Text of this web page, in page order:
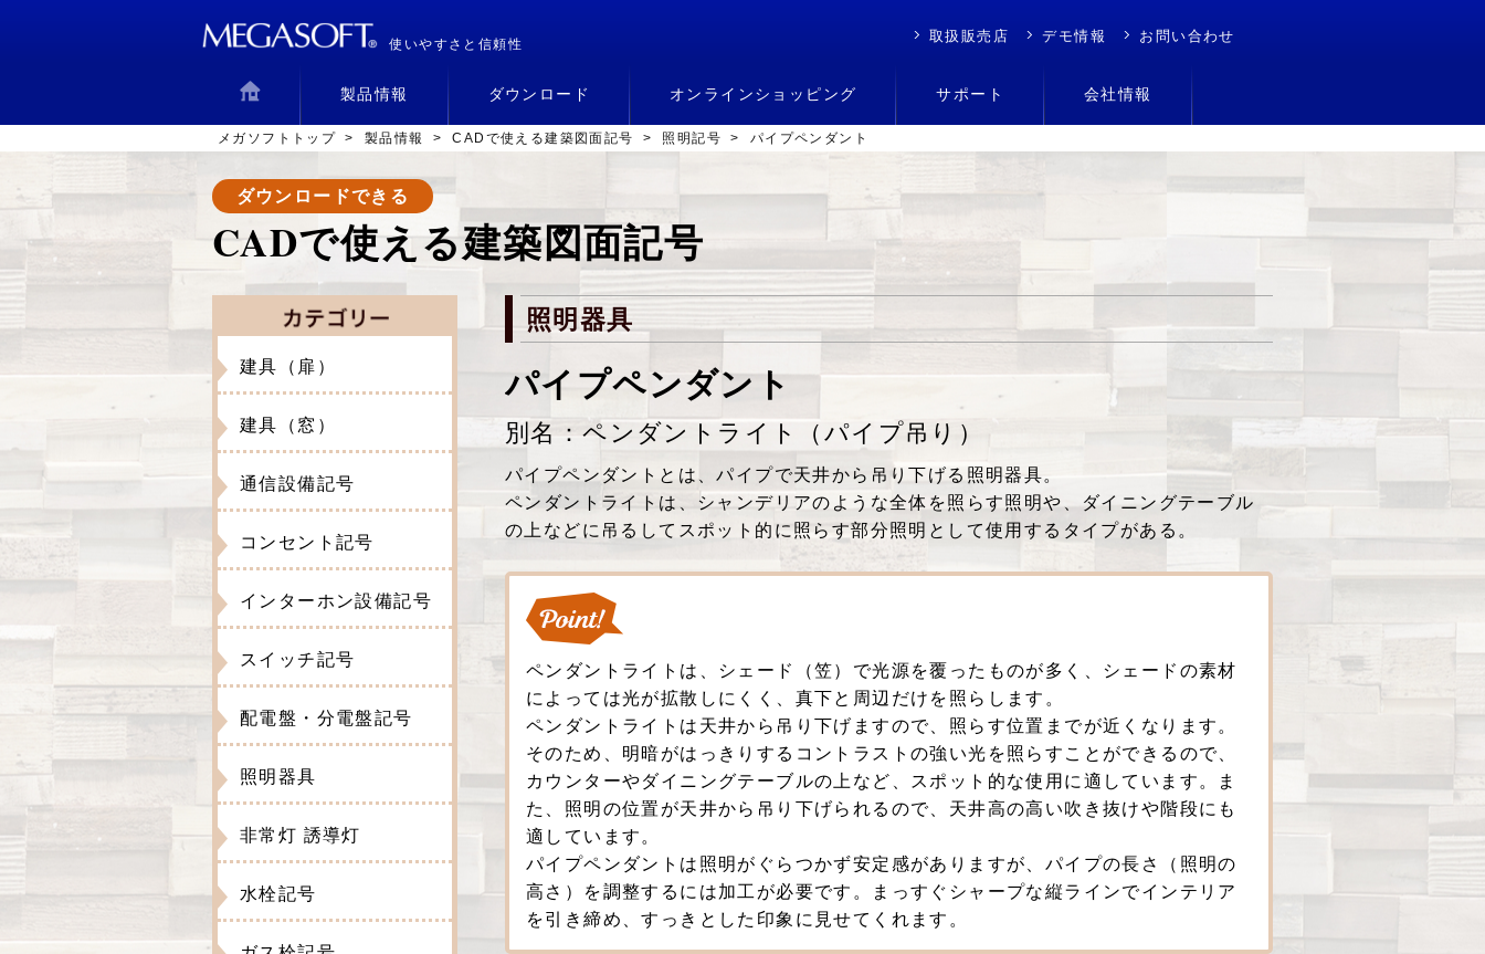
使いやすさと信頼性 取扱販売店 デモ情報 お問い合わせ
製品情報 ダウンロード オンラインショッピング サポート 会社情報
メガソフトトップ > 製品情報 > CADで使える建築図面記号 > 照明記号 > パイプペンダント
ダウンロードできる
CADで使える建築図面記号
建具（扉）
建具（窓）
通信設備記号
コンセント記号
インターホン設備記号
スイッチ記号
配電盤・分電盤記号
照明器具
非常灯 誘導灯
水栓記号
照明器具
パイプペンダント
別名：ペンダントライト（パイプ吊り）
パイプペンダントとは、パイプで天井から吊り下げる照明器具。
ペンダントライトは、シャンデリアのような全体を照らす照明や、ダイニングテーブル
の上などに吊るしてスポット的に照らす部分照明として使用するタイプがある。
ペンダントライトは、シェード（笠）で光源を覆ったものが多く、シェードの素材
によっては光が拡散しにくく、真下と周辺だけを照らします。
ペンダントライトは天井から吊り下げますので、照らす位置までが近くなります。
そのため、明暗がはっきりするコントラストの強い光を照らすことができるので、
カウンターやダイニングテーブルの上など、スポット的な使用に適しています。ま
た、照明の位置が天井から吊り下げられるので、天井高の高い吹き抜けや階段にも
適しています。
パイプペンダントは照明がぐらつかず安定感がありますが、パイプの長さ（照明の
高さ）を調整するには加工が必要です。まっすぐシャープな縦ラインでインテリア
を引き締め、すっきとした印象に見せてくれます。